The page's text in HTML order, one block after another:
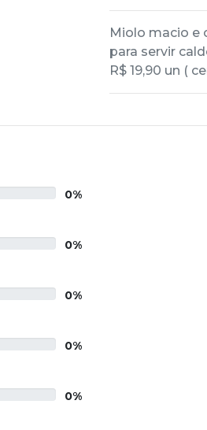
Miolo macio e
para servir
R$ 19,90 un (
0%
0%
0%
0%
0%